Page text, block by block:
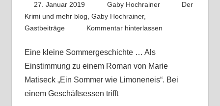
27. Januar 2019 Gaby Hochrainer
Der
Krimi und mehr blog, Gaby Hochrainer,
Gastbeiträge
Kommentar hinterlassen
Eine kleine Sommergeschichte … Als
Einstimmung zu einem Roman von Marie
Matiseck „Ein Sommer wie Limoneneis“. Bei
einem Geschäftsessen trifft